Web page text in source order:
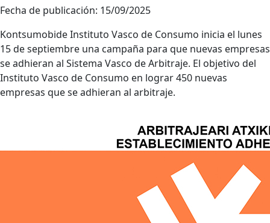
Fecha de publicación: 15/09/2025
Kontsumobide Instituto Vasco de Consumo inicia el lunes
15 de septiembre una campaña para que nuevas empresas
se adhieran al Sistema Vasco de Arbitraje. El objetivo del
Instituto Vasco de Consumo en lograr 450 nuevas
empresas que se adhieran al arbitraje.